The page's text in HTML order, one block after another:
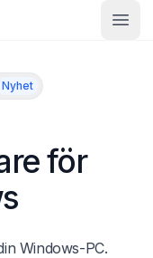
Nyhet
för
Windows-PC.